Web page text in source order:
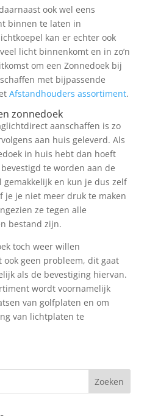
ook wel eens
binnen te laten in
kan er echter ook
licht binnenkomt en in zo’n
om een Zonnedoek bij
met bijpassende
Afstandhouders assortiment.
zonnedoek
aanschaffen is zo
aan huis geleverd. Als
in huis hebt dan hoeft
te worden aan de
en kun je dus zelf
je je niet meer druk te maken
ze tegen alle
bestand zijn.
toch weer willen
geen probleem, dit gaat
als de bevestiging hiervan.
wordt voornamelijk
van golfplaten en om
van lichtplaten te